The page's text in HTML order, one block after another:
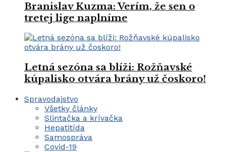
Branislav Kuzma: Verím, že sen o
tretej lige naplníme
Letná sezóna sa blíži: Rožňavské
kúpalisko otvára brány už čoskoro!
Spravodajstvo
Všetky články
Slintačka a krívačka
Hepatitída
Samospráva
Covid-19